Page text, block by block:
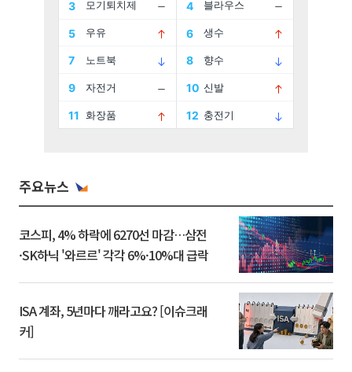
주요뉴스
코스피, 4% 하락에 6270선 마감…삼전
·SK하닉 '와르르' 각각 6%·10%대 급락
ISA 계좌, 5년마다 깨라고요? [이슈크래
커]